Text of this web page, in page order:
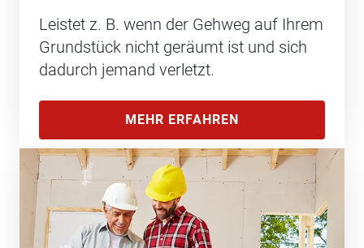
Leistet z. B. wenn der Gehweg auf Ihrem
Grundstück nicht geräumt ist und sich
dadurch jemand verletzt.
MEHR ERFAHREN